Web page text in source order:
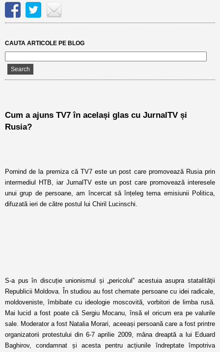
CAUTA ARTICOLE PE BLOG
Cum a ajuns TV7 în același glas cu JurnalTV și
Rusia?
Pornind de la premiza că TV7 este un post care promovează Rusia prin
intermediul HTB, iar JurnalTV este un post care promovează interesele
unui grup de persoane, am încercat să înțeleg tema emisiunii Politica,
difuzată ieri de către postul lui Chiril Lucinschi.
S-a pus în discuție unionismul și „pericolul” acestuia asupra statalității
Republicii Moldova. În studiou au fost chemate persoane cu idei radicale,
moldoveniste, îmbibate cu ideologie moscovită, vorbitori de limba rusă.
Mai lucid a fost poate că Sergiu Mocanu, însă el oricum era pe valurile
sale. Moderator a fost Natalia Morari, aceeași persoană care a fost printre
organizatorii protestului din 6-7 aprilie 2009, mâna dreaptă a lui Eduard
Baghirov, condamnat și acesta pentru acțiunile îndreptate împotriva